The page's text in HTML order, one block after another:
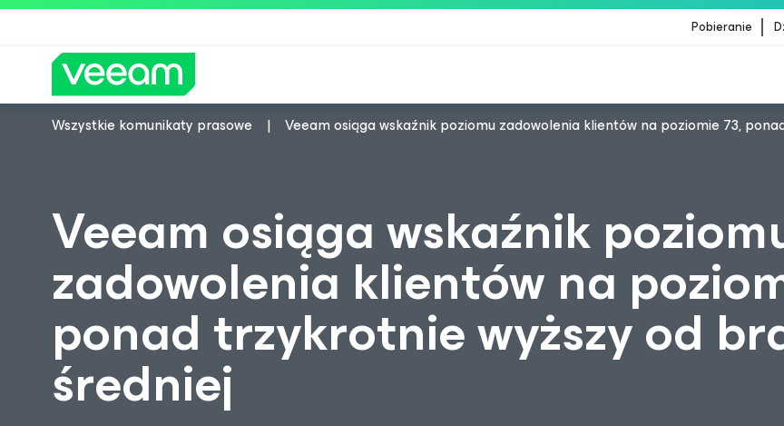
Pobieranie
Wszystkie komunikaty prasowe Veeam osiąga wskaźnik poziomu zadowolenia klientów na poziomie 73,
Veeam osiąga wskaźnik
zadowolenia klientów na
ponad trzykrotnie wyższy od
średniej